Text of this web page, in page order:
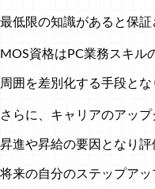
最低限の知識があると保証
MOS資格はPC業務スキル
周囲を差別化する手段とな
さらに、キャリアのアップ
昇進や昇給の要因となり評
将来の自分のステップアッ